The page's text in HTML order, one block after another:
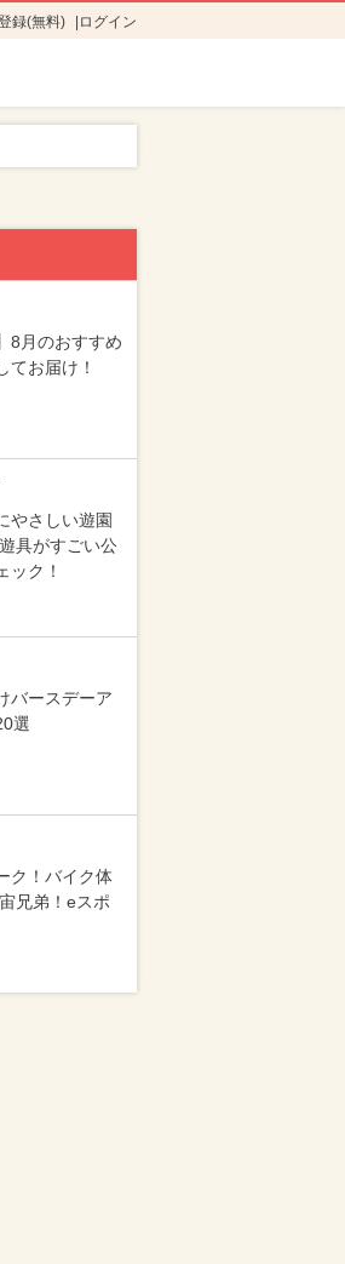
録(無料) ログイン
8月のおすすめ
てお届け！
やさしい遊園
具がすごい公
ック！
バースデーア
選
ク！バイク体
兄弟！eスポ